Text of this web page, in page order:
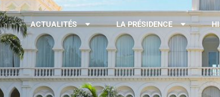
ACTUALITÉS LA PRÉSIDENCE